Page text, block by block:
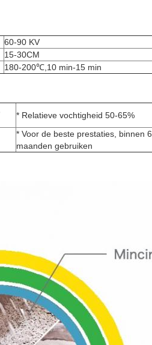
60-90 KV
15-30CM
180-200℃,10 min-15 min
* Relatieve vochtigheid 50-65%
* Voor de beste prestaties, binnen 6
maanden gebruiken